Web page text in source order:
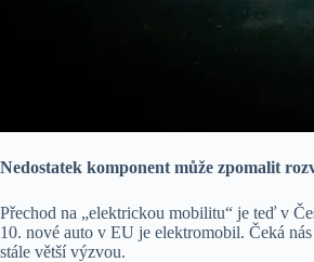
Nedostatek komponent může zpomalit
Přechod na „elektrickou mobilitu“ je teď v
10. nové auto v EU je elektromobil. Čeká
stále větší výzvou.